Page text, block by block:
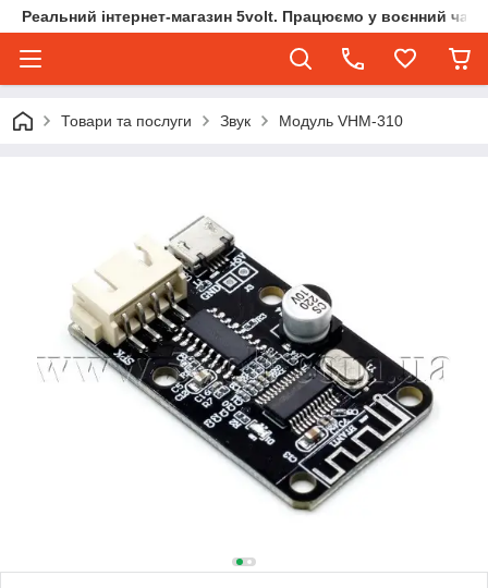
Реальний інтернет-магазин 5volt. Працюємо у воєнний
Товари та послуги Звук Модуль VHM-310